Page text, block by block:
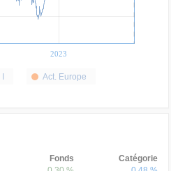
2023
Act. Europe
Fonds
Catégorie